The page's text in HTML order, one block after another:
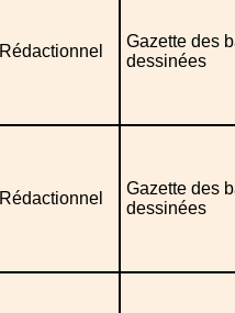
Rédactionnel
Gazette des
dessinées
Rédactionnel
Gazette des
dessinées